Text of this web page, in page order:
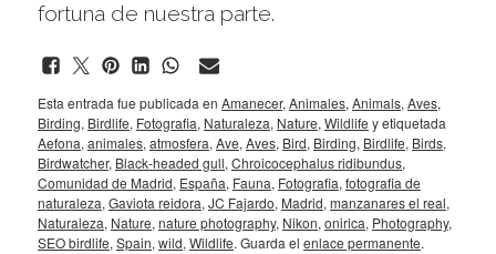
fortuna de nuestra parte.
Esta entrada fue publicada en Amanecer, Animales, Animals, Aves,
Birding, Birdlife, Fotografia, Naturaleza, Nature, Wildlife y etiquetada
Aefona, animales, atmosfera, Ave, Aves, Bird, Birding, Birdlife, Birds,
Birdwatcher, Black-headed gull, Chroicocephalus ridibundus,
Comunidad de Madrid, España, Fauna, Fotografia, fotografia de
naturaleza, Gaviota reidora, JC Fajardo, Madrid, manzanares el real,
Naturaleza, Nature, nature photography, Nikon, onirica, Photography,
SEO birdlife, Spain, wild, Wildlife. Guarda el enlace permanente.